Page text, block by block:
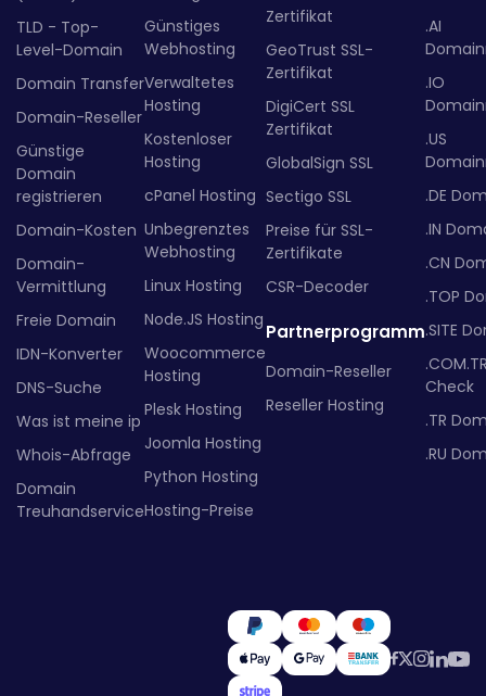
TLD - Top-
Level-Domain
Domain Transfer
Domain-Reseller
Günstige
Domain
registrieren
Domain-Kosten
Domain-
Vermittlung
Freie Domain
IDN-Konverter
DNS-Suche
Was ist meine ip
Whois-Abfrage
Domain
Treuhandservice
Günstiges
Webhosting
Verwaltetes
Hosting
Kostenloser
Hosting
cPanel Hosting
Unbegrenztes
Webhosting
Linux Hosting
Node.JS Hosting
Woocommerce
Hosting
Plesk Hosting
Joomla Hosting
Python Hosting
Hosting-Preise
Zertifikat
GeoTrust SSL-
Zertifikat
DigiCert SSL
Zertifikat
GlobalSign SSL
Sectigo SSL
Preise für SSL-
Zertifikate
CSR-Decoder
Partnerprogramm
Domain-Reseller
Reseller Hosting
.AI
.IO
.US
.DE
.IN
.CN
.TOP
.SITE
Check
.TR
.RU